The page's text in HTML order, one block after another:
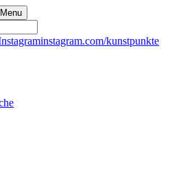
Menu
instagram.com/kunstpunkte